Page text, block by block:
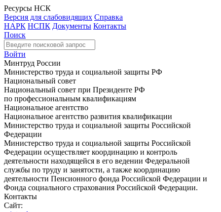
Ресурсы НСК
Версия для слабовидящих Справка
НАРК НСПК Документы Контакты
Поиск
Войти
Минтруд России
Министерство труда и социальной защиты РФ
Национальный совет
Национальный совет при Президенте РФ
по профессиональным квалификациям
Национальное агентство
Национальное агентство развития квалификации
Министерство труда и социальной защиты Российской
Федерации
Министерство труда и социальной защиты Российской
Федерации осуществляет координацию и контроль
деятельности находящейся в его ведении Федеральной
службы по труду и занятости, а также координацию
деятельности Пенсионного фонда Российской Федерации и
Фонда социального страхования Российской Федерации.
Контакты
Сайт: